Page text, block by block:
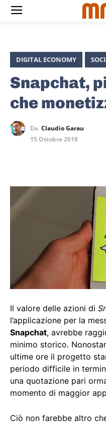
DIGITAL ECONOMY
Snapchat,
che
Da Claudio Garau
15 Ottobre 2018
Il valore delle azioni di
l’applicazione per la
Snapchat, avrebbe
minimo storico.
ultime ore il progetto
periodo difficile in
una quotazione pari
momento di maggior
Ciò non farebbe altro